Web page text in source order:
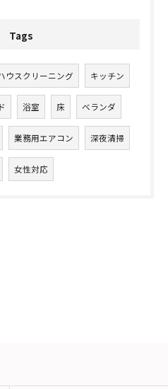
Tags
ウスクリーニング キッチン
浴室 床 ベランダ
業務用エアコン 深夜清掃
女性対応